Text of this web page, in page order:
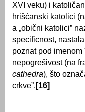
XVI veku) i
hrišćanski katolici
a „obični katolici”
specificnost,
poznat pod
nepogrešivost (na
cathedra), što
crkve”.[16]